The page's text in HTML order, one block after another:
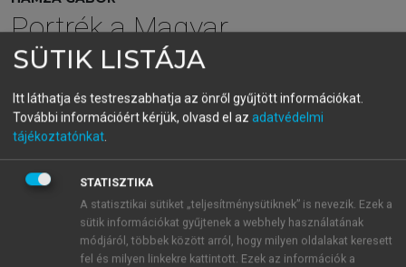
Portrék a Magyar
Tudományos Akadémia
tagjairól IV.
menu_book OLVASÁS
Felhasznált irodalom
SÜTIK LISTÁJA
Itt láthatja és testreszabhatja az önről gyűjtött információkat.
További információért kérjük, olvasd el az adatvédelmi
tájékoztatónkat.
STATISZTIKA
A statisztikai sütiket „teljesítménysütiknek” is nevezik. Ezek a
sütik információkat gyűjtenek a webhely használatának
módjáról, többek között arról, hogy milyen oldalakat keresett
fel és milyen linkekre kattintott. Ezek az információk a